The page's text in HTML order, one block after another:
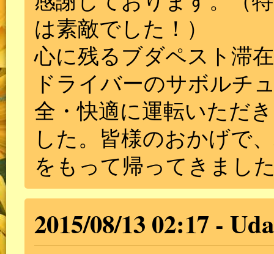
は素敵でした！）
心に残るブダペスト滞
ドライバーのサボルチ
全・快適に運転いただ
した。皆様のおかげで
をもって帰ってきまし
2015/08/13 02:17 Uda